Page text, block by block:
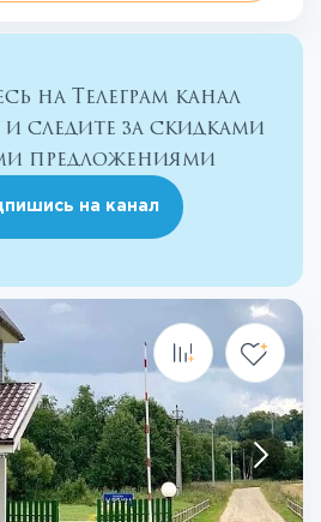
на Телеграм канал
следите за скидками
предложениями
на канал